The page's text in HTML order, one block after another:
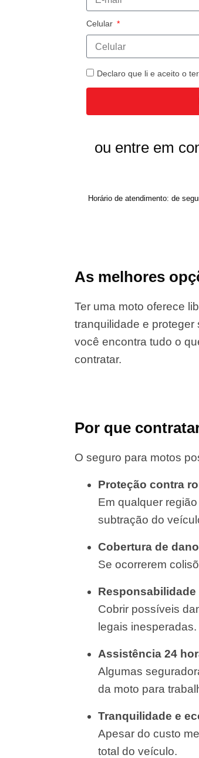
Celular
Declaro que li e aceito o
ou entre em
Horário de atendimento: de
As melhores
Ter uma moto oferece
tranquilidade e
você encontra tudo o
contratar.
Por que
O seguro para motos
Proteção contra
Em qualquer
subtração do
Cobertura de
Se ocorrerem
Responsabilidade
Cobrir possíveis
legais inesperadas.
Assistência 24
Algumas
da moto para
Tranquilidade e
Apesar do custo
total do veículo.